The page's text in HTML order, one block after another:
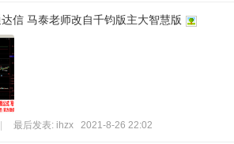
信 马泰老师改自千钧版主大智慧版
最后发表: ihzx 2021-8-26 22:02